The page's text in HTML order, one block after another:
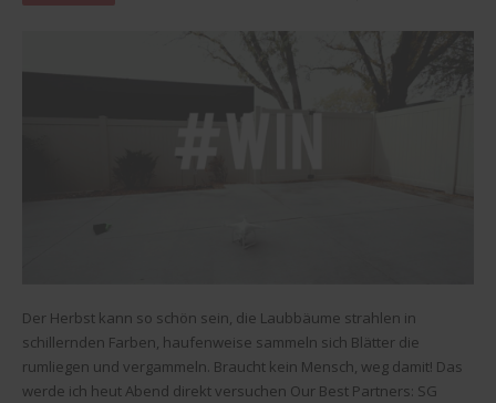
Der Herbst kann so schön sein, die Laubbäume strahlen in
schillernden Farben, haufenweise sammeln sich Blätter die
rumliegen und vergammeln. Braucht kein Mensch, weg damit! Das
werde ich heut Abend direkt versuchen Our Best Partners: SG